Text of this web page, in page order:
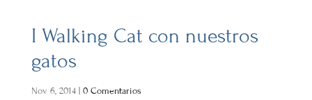
I Walking Cat con nuestros
gatos
Nov 6, 2014| 0 Comentarios